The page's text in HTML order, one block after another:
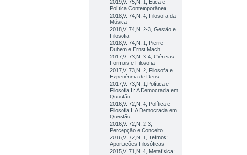
2019,V. 75,N. 1, Ética e
Política Contemporânea
2018,V. 74,N. 4, Filosofia da
Música
2018,V. 74,N. 2-3, Gestão e
Filosofia
2018,V. 74,N. 1, Pierre
Duhem e Ernst Mach
2017,V. 73,N. 3-4, Ciências
Formais e Filosofia
2017,V. 73,N. 2, Filosofia e
Experiência de Deus
2017,V. 73,N. 1,Política e
Filosofia II: A Democracia em
Questão
2016,V. 72,N. 4, Política e
Filosofia I: A Democracia em
Questão
2016,V. 72,N. 2-3,
Percepção e Conceito
2016,V. 72,N. 1, Teímos:
Aportações Filosóficas
2015,V. 71,N. 4, Metafísica: